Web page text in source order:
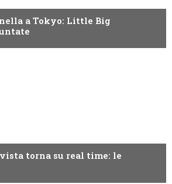
a Tokyo: Little Big
vista torna su real time: le